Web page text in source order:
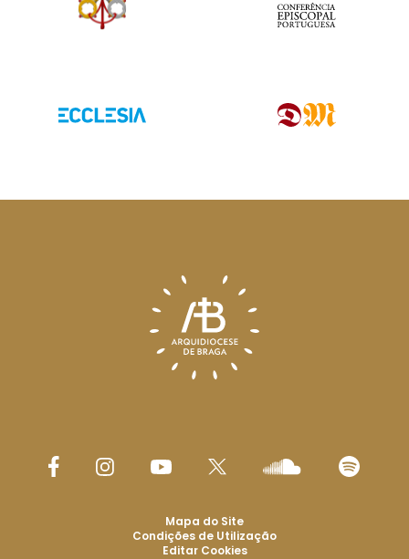
Mapa do Site
Condições de Utilização
Editar Cookies